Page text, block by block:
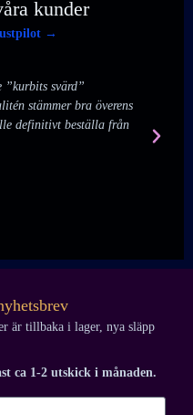
kunder
→
svärd”
stämmer bra överens
definitivt beställa från
är tillbaka i lager, nya släpp
ca 1-2 utskick i månaden.